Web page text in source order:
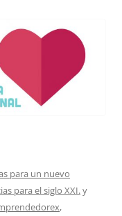
para un nuevo
para el siglo XXI.y
,